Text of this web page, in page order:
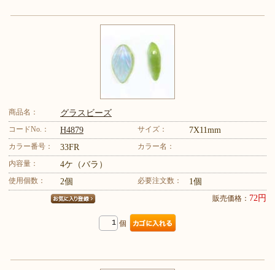
商品名： グラスビーズ
コードNo.： H4879 サイズ： 7X11mm
カラー番号： 33FR
カラー名：
内容量：
4ケ（バラ）
使用個数： 2個 必要注文数： 1個
販売価格： 72円
個